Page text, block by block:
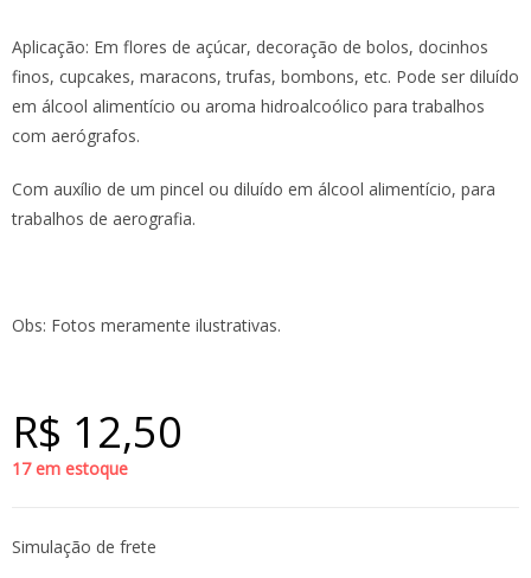
Aplicação: Em flores de açúcar, decoração de bolos, docinhos
finos, cupcakes, maracons, trufas, bombons, etc. Pode ser diluído
em álcool alimentício ou aroma hidroalcoólico para trabalhos
com aerógrafos.
Com auxílio de um pincel ou diluído em álcool alimentício, para
trabalhos de aerografia.
Obs: Fotos meramente ilustrativas.
R$ 12,50
17 em estoque
Simulação de frete